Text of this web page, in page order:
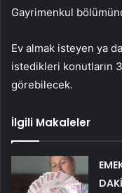
Gayrimenkul
Ev almak isteyen ya
istedikleri konutların
görebilecek.
İlgili Makaleler